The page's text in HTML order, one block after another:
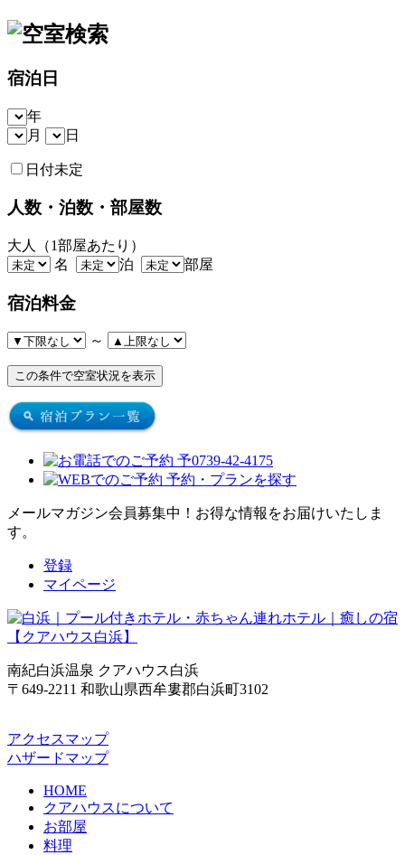
宿泊日
年
月
日
日付未定
人数・泊数・部屋数
大人（1部屋あたり）
名
泊 部屋
宿泊料金
～
メールマガジン会員募集中！ お得な情報をお届けいたしま
す。
登録
マイページ
南紀白浜温泉 クアハウス白浜
〒649-2211 和歌山県西牟婁郡白浜町3102
アクセスマップ
ハザードマップ
HOME
クアハウスについて
お部屋
料理